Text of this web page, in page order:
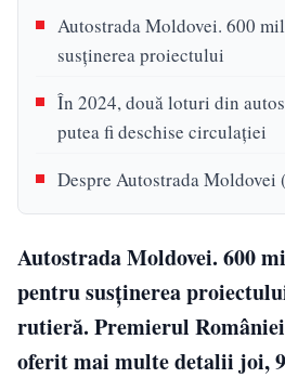
Autostrada Moldovei. 600
susţinerea proiectului
În 2024, două loturi din
putea fi deschise circulației
Despre Autostrada Moldovei
Autostrada Moldovei. 600
pentru susţinerea
rutieră. Premierul
oferit mai multe detalii joi,